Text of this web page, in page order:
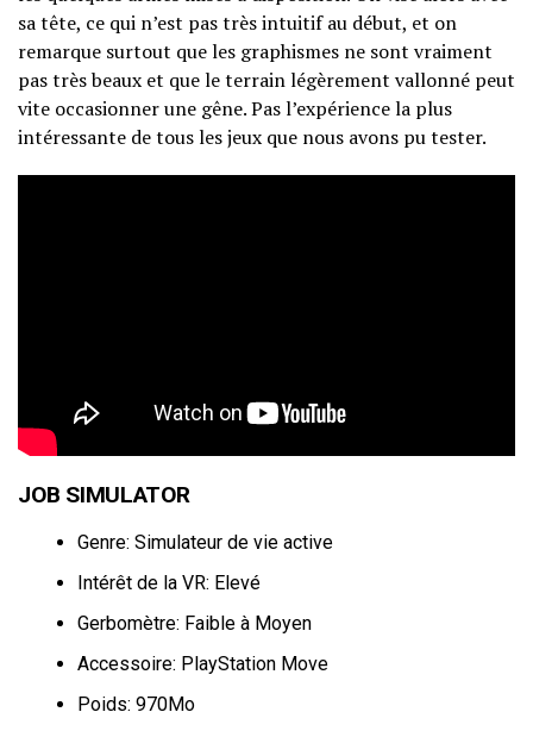
sa tête, ce qui n’est pas très intuitif au début, et on
remarque surtout que les graphismes ne sont vraiment
pas très beaux et que le terrain légèrement vallonné peut
vite occasionner une gêne. Pas l’expérience la plus
intéressante de tous les jeux que nous avons pu tester.
JOB SIMULATOR
Genre: Simulateur de vie active
Intérêt de la VR: Elevé
Gerbomètre: Faible à Moyen
Accessoire: PlayStation Move
Poids: 970Mo